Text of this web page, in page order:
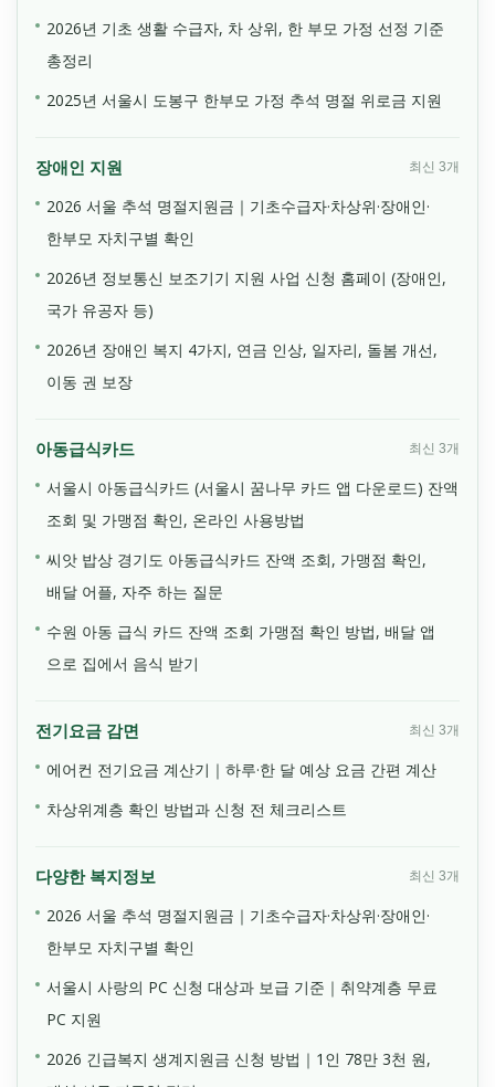
2026년 기초 생활 수급자, 차 상위, 한 부모 가정 선정 기준
총정리
2025년 서울시 도봉구 한부모 가정 추석 명절 위로금 지원
장애인 지원 최신 3개
2026 서울 추석 명절지원금｜기초수급자·차상위·장애인·
한부모 자치구별 확인
2026년 정보통신 보조기기 지원 사업 신청 홈페이 (장애인,
국가 유공자 등)
2026년 장애인 복지 4가지, 연금 인상, 일자리, 돌봄 개선,
이동 권 보장
아동급식카드 최신 3개
서울시 아동급식카드 (서울시 꿈나무 카드 앱 다운로드) 잔액
조회 및 가맹점 확인, 온라인 사용방법
씨앗 밥상 경기도 아동급식카드 잔액 조회, 가맹점 확인,
배달 어플, 자주 하는 질문
수원 아동 급식 카드 잔액 조회 가맹점 확인 방법, 배달 앱
으로 집에서 음식 받기
전기요금 감면 최신 3개
에어컨 전기요금 계산기｜하루·한 달 예상 요금 간편 계산
차상위계층 확인 방법과 신청 전 체크리스트
다양한 복지정보 최신 3개
2026 서울 추석 명절지원금｜기초수급자·차상위·장애인·
한부모 자치구별 확인
서울시 사랑의 PC 신청 대상과 보급 기준｜취약계층 무료
PC 지원
2026 긴급복지 생계지원금 신청 방법｜1인 78만 3천 원,